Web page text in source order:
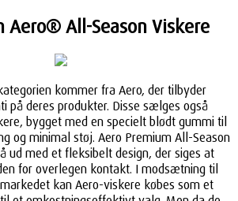
Aero® All-Season Viskere
kommer fra Aero, der tilbyder
på deres produkter. Disse sælges også
bygget med en specielt blødt gummi til
og minimal støj. Aero Premium All-Season
ud med et fleksibelt design, der siges at
for overlegen kontakt. I modsætning til
kan Aero-viskere købes som et